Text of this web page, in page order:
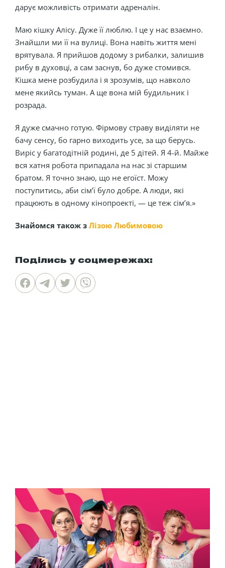
дарує можливість отримати адреналін.
Маю кішку Алісу. Дуже її люблю. І це у нас взаємно.
Знайшли ми її на вулиці. Вона навіть життя мені
врятувала. Я прийшов додому з рибалки, залишив
рибу в духовці, а сам заснув, бо дуже стомився.
Кішка мене розбудила і я зрозумів, що навколо
мене якийсь туман. А ще вона мій будильник і
розрада.
Я дуже смачно готую. Фірмову страву виділяти не
бачу сенсу, бо гарно виходить усе, за що берусь.
Виріс у багатодітній родині, де 5 дітей. Я 4-й. Майже
вся хатня робота припадала на нас зі старшим
братом. Я точно знаю, що не егоїст. Можу
поступитись, аби сім’ї було добре. А люди, які
працюють в одному кінопроекті, — це теж сім’я.»
Знайомся також з Лізою Любимовою
Поділись у соцмережах: